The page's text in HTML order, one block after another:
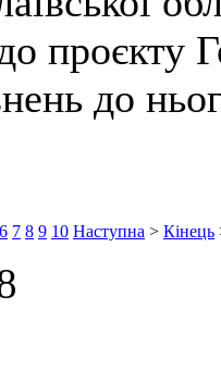
проєкту
до
6 7 8 9 10 Наступна > Кінець